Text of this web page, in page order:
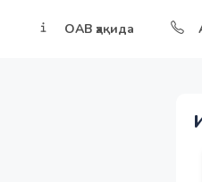
ОАВ ҳақида